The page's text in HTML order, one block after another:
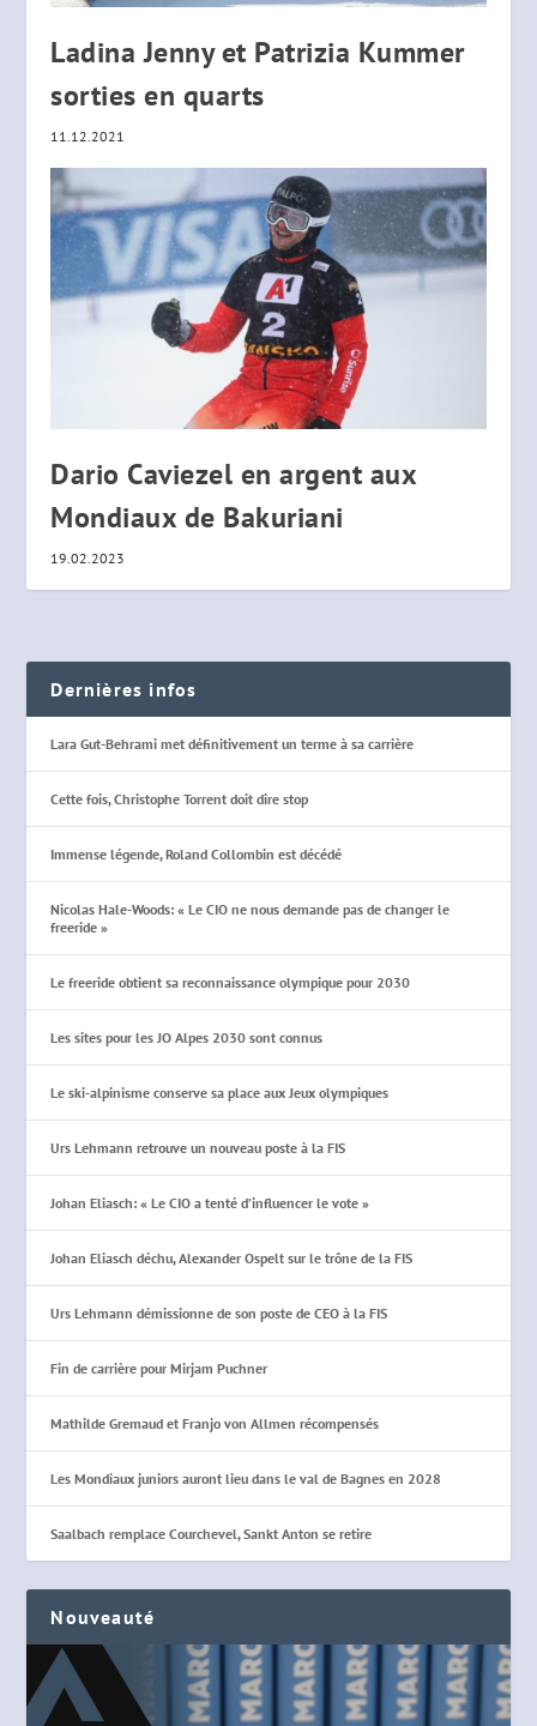
Ladina Jenny et Patrizia Kummer
sorties en quarts
11.12.2021
Dario Caviezel en argent aux
Mondiaux de Bakuriani
19.02.2023
Dernières infos
Lara Gut-Behrami met définitivement un terme à sa carrière
Cette fois, Christophe Torrent doit dire stop
Immense légende, Roland Collombin est décédé
Nicolas Hale-Woods: « Le CIO ne nous demande pas de changer le
freeride »
Le freeride obtient sa reconnaissance olympique pour 2030
Les sites pour les JO Alpes 2030 sont connus
Le ski-alpinisme conserve sa place aux Jeux olympiques
Urs Lehmann retrouve un nouveau poste à la FIS
Johan Eliasch: « Le CIO a tenté d’influencer le vote »
Johan Eliasch déchu, Alexander Ospelt sur le trône de la FIS
Urs Lehmann démissionne de son poste de CEO à la FIS
Fin de carrière pour Mirjam Puchner
Mathilde Gremaud et Franjo von Allmen récompensés
Les Mondiaux juniors auront lieu dans le val de Bagnes en 2028
Saalbach remplace Courchevel, Sankt Anton se retire
Nouveauté